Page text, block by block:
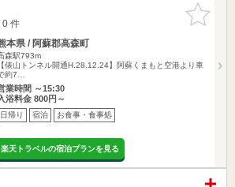
お気に入
りに追加
件
本県 / 阿蘇郡高森町
森駅793m
【俵山トンネル開通H.28.12.24】阿蘇くまもと空港より車
約7…
業時間 ～15:30
浴料金 800円～
日帰り 宿泊 お食事・食事処
楽天トラベルの宿泊プランを見る